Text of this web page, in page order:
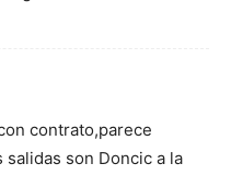
contrato,parece
son Doncic a la